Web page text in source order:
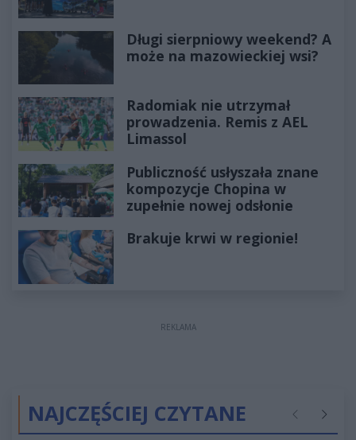
Długi sierpniowy weekend? A
może na mazowieckiej wsi?
Radomiak nie utrzymał
prowadzenia. Remis z AEL
Limassol
Publiczność usłyszała znane
kompozycje Chopina w
zupełnie nowej odsłonie
Brakuje krwi w regionie!
REKLAMA
NAJCZĘŚCIEJ CZYTANE Poprzednie